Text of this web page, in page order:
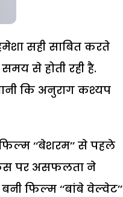
सही साबित करते
से होती रही है.
कि अनुराग कश्यप
‘‘बेशरम’’ से पहले
पर असफलता ने
फिल्म ‘‘बांबे वेल्वेट’’